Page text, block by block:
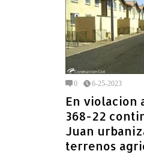
0 6-25-2023
En violacion
368-22
Juan
terrenos